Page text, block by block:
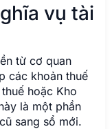
vụ tài
từ cơ quan
các khoản thuế
hoặc Kho
là một phần
sang sổ mới.